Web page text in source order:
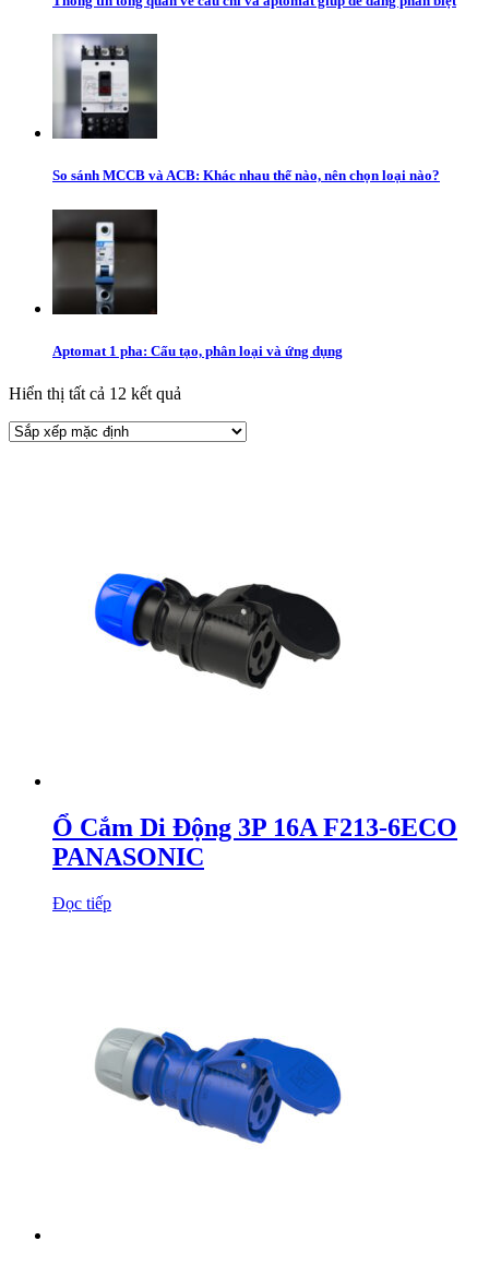
So sánh MCCB và ACB: Khác nhau thế nào, nên chọn loại nào?
Aptomat 1 pha: Cấu tạo, phân loại và ứng dụng
Hiển thị tất cả 12 kết quả
Ổ Cắm Di Động 3P 16A F213-6ECO
PANASONIC
Đọc tiếp